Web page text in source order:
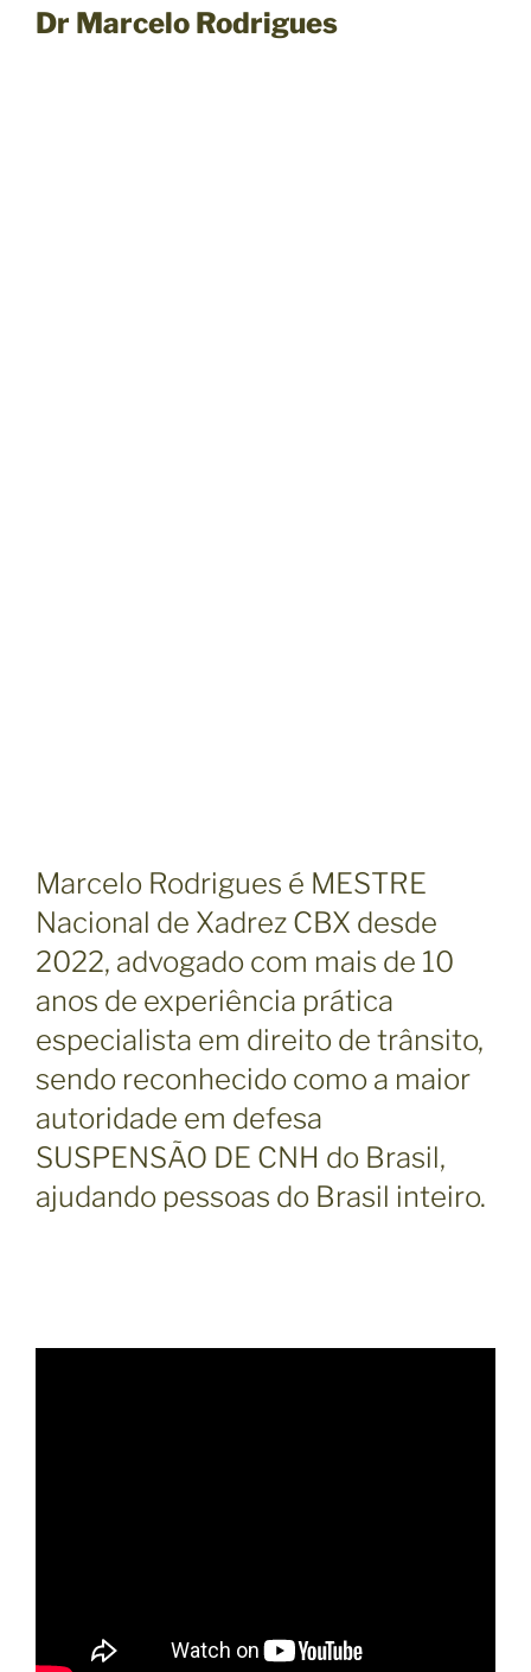
Dr Marcelo Rodrigues
Marcelo Rodrigues é MESTRE
Nacional de Xadrez CBX desde
2022, advogado com mais de 10
anos de experiência prática
especialista em direito de trânsito,
sendo reconhecido como a maior
autoridade em defesa
SUSPENSÃO DE CNH do Brasil,
ajudando pessoas do Brasil inteiro.